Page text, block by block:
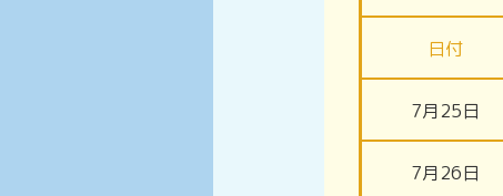
日付
7月25日
7月26日